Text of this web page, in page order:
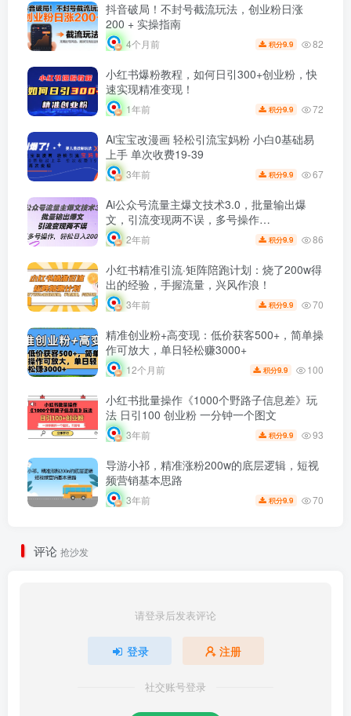
抖音破局！不封号截流玩法，创业粉日涨
200 + 实操指南
4个月前 积分9.9 82
小红书爆粉教程，如何日引300+创业粉，快
速实现精准变现！
1年前 积分9.9 72
Ai宝宝改漫画 轻松引流宝妈粉 小白0基础易
上手 单次收费19-39
3年前 积分9.9 67
Ai公众号流量主爆文技术3.0，批量输出爆
文，引流变现两不误，多号操作…
2年前 积分9.9 86
小红书精准引流·矩阵陪跑计划：烧了200w得
出的经验，手握流量，兴风作浪！
3年前 积分9.9 70
精准创业粉+高变现：低价获客500+，简单操
作可放大，单日轻松赚3000+
12个月前 积分9.9 100
小红书批量操作《1000个野路子信息差》玩
法 日引100 创业粉 一分钟一个图文
3年前 积分9.9 93
导游小祁，精准涨粉200w的底层逻辑，短视
频营销基本思路
3年前 积分9.9 70
评论 抢沙发
请登录后发表评论
登录 注册
社交账号登录